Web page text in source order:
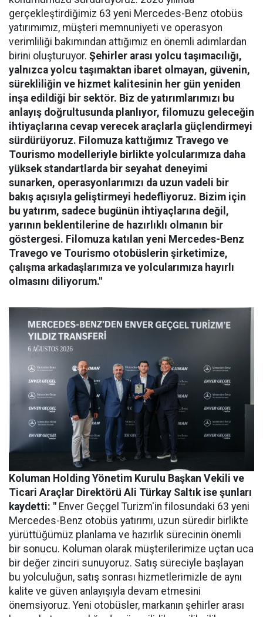
gerçekleştirdiğimiz 63 yeni Mercedes-Benz otobüs
yatırımımız, müşteri memnuniyeti ve operasyon
verimliliği bakımından attığımız en önemli adımlardan
birini oluşturuyor. Şehirler arası yolcu taşımacılığı,
yalnızca yolcu taşımaktan ibaret olmayan, güvenin,
sürekliliğin ve hizmet kalitesinin her gün yeniden
inşa edildiği bir sektör. Biz de yatırımlarımızı bu
anlayış doğrultusunda planlıyor, filomuzu geleceğin
ihtiyaçlarına cevap verecek araçlarla güçlendirmeyi
sürdürüyoruz. Filomuza kattığımız Travego ve
Tourismo modelleriyle birlikte yolcularımıza daha
yüksek standartlarda bir seyahat deneyimi
sunarken, operasyonlarımızı da uzun vadeli bir
bakış açısıyla geliştirmeyi hedefliyoruz. Bizim için
bu yatırım, sadece bugünün ihtiyaçlarına değil,
yarının beklentilerine de hazırlıklı olmanın bir
göstergesi. Filomuza katılan yeni Mercedes-Benz
Travego ve Tourismo otobüslerin şirketimize,
çalışma arkadaşlarımıza ve yolcularımıza hayırlı
olmasını diliyorum."
Koluman Holding Yönetim Kurulu Başkan Vekili ve
Ticari Araçlar Direktörü Ali Türkay Saltık ise şunları
kaydetti: " Enver Geçgel Turizm'in filosundaki 63 yeni
Mercedes-Benz otobüs yatırımı, uzun süredir birlikte
yürüttüğümüz planlama ve hazırlık sürecinin önemli
bir sonucu. Koluman olarak müşterilerimize uçtan uca
bir değer zinciri sunuyoruz. Satış süreciyle başlayan
bu yolculuğun, satış sonrası hizmetlerimizle de aynı
kalite ve güven anlayışıyla devam etmesini
önemsiyoruz. Yeni otobüsler, markanın şehirler arası